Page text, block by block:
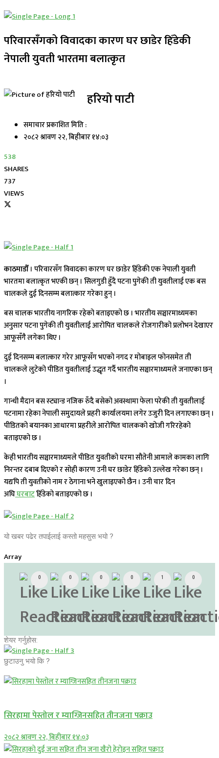
परिवारसँगको विवादका कारण घर छाडेर हिँडेकी
नेपाली युवती भारतमा बलात्कृत
हरियो पाटी
समाचार प्रकाशित मिति :
२०८२ श्रावण २२, बिहीबार १४:०३
538
SHARES
737
VIEWS
काठमाडौँ। परिवारसँग विवादका कारण घर छाडेर हिँडेकी एक नेपाली युवती
भारतमा बलात्कृत भएकी छन् । सिलगुडी हुँदै पटना पुगेकी ती युवतीलाई एक बस
चालकले दुई दिनसम्म बलात्कार गरेका हुन् ।
बस चालक भारतीय नागरिक रहेको बताइएको छ । भारतीय सञ्चारमाध्यमका
अनुसार पटना पुगेकी ती युवतीलाई आरोपित चालकले रोजगारीको प्रलोभन देखाएर
आफूसँगै लगेका थिए ।
दुई दिनसम्म बलात्कार गरेर आफूसँग भएको नगद र मोबाइल फोनसमेत ती
चालकले लुटेको पीडित युवतीलाई उद्धृत गर्दै भारतीय सञ्चारमाध्यमले जनाएका छन्
।
गान्धी मैदान बस स्ट्यान्ड नजिक रुँदै बसेको अवस्थामा फेला परेकी ती युवतीलाई
पटनामा रहेका नेपाली समुदायले प्रहरी कार्यालयमा लगेर उजुरी दिन लगाएका छन् ।
पीडितको बयानका आधारमा प्रहरीले आरोपित चालकको खोजी गरिरहेको
बताइएको छ ।
केही भारतीय सञ्चारमाध्यमले पीडित युवतीको घरमा सौतेनी आमाले कामका लागि
निरन्तर दबाब दिएको र सोही कारण उनी घर छाडेर हिँडेको उल्लेख गरेका छन् ।
यद्यपि ती युवतीको नाम र ठेगाना भने खुलाइएको छैन । उनी चार दिन
अघिघरबाटहिँडेको बताइएको छ ।
यो खबर पढेर तपाईलाई कस्तो महसुस भयो ?
Array
0 0 0 0 1 0
शेयर गर्नुहोस:
छुटाउनु भयो कि ?
सिरहामा पेस्तोल र म्याग्जिनसहित तीनजना पक्राउ
२०८२ श्रावण २२, बिहीबार १४:०३